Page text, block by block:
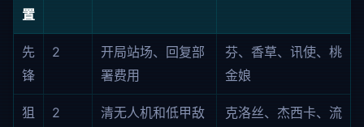
置
先
锋
2
开局站场、回复部
署费用
芬、香草、讯使、桃
金娘
狙
2
清无人机和低甲敌
克洛丝、杰西卡、流